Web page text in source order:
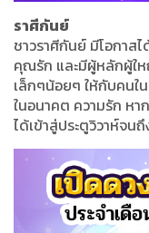
ราศีกันย์
ชาวราศีกันย์ มีโอกาส
คุณรัก และมีผู้หลักผู้ใ
เล็กๆน้อยๆ ให้กับคนใ
ในอนาคต ความรัก ห
ได้เข้าสู่ประตูวิวาห์จน